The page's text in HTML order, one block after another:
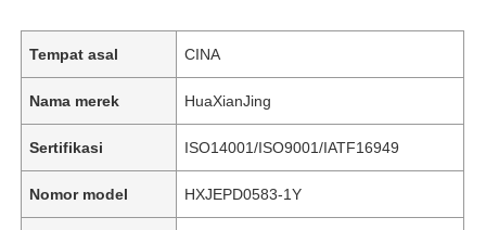
Tempat asal CINA
Nama merek HuaXianJing
Sertifikasi ISO14001/ISO9001/IATF16949
Nomor model HXJEPD0583-1Y